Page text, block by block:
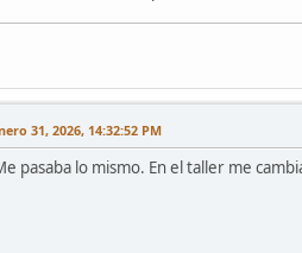
31, 2026, 14:32:52 PM
pasaba lo mismo. En el taller me